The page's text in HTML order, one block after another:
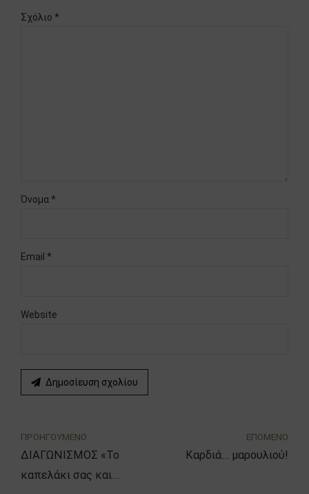
Σχόλιο *
Όνομα *
Email *
Website
Δημοσίευση σχολίου
ΠΡΟΗΓΟΥΜΕΝΟ
ΔΙΑΓΩΝΙΣΜΟΣ «Το
καπελάκι σας και
ΕΠΟΜΕΝΟ
Καρδιά… μαρουλιού!